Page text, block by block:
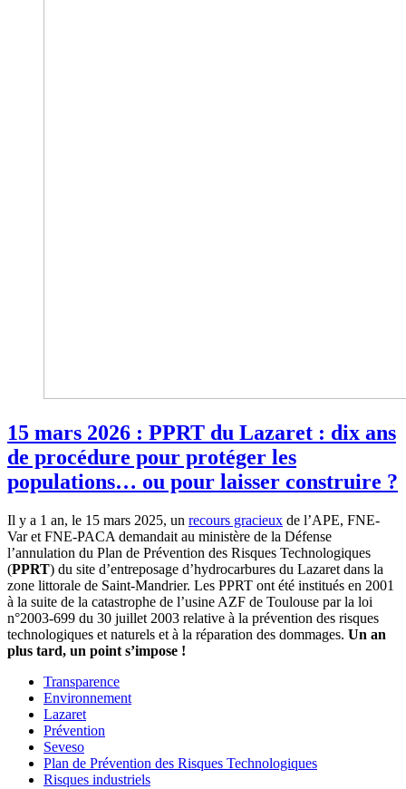
15 mars 2026 : PPRT du Lazaret : dix ans
de procédure pour protéger les
populations… ou pour laisser construire ?
Il y a 1 an, le 15 mars 2025, un recours gracieux de l’APE, FNE-
Var et FNE-PACA demandait au ministère de la Défense
l’annulation du Plan de Prévention des Risques Technologiques
(PPRT) du site d’entreposage d’hydrocarbures du Lazaret dans la
zone littorale de Saint-Mandrier. Les PPRT ont été institués en 2001
à la suite de la catastrophe de l’usine AZF de Toulouse par la loi
n°2003-699 du 30 juillet 2003 relative à la prévention des risques
technologiques et naturels et à la réparation des dommages. Un an
plus tard, un point s’impose !
Transparence
Environnement
Lazaret
Prévention
Seveso
Plan de Prévention des Risques Technologiques
Risques industriels